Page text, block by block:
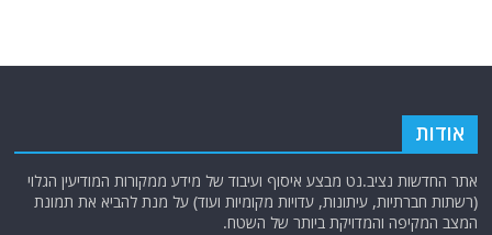
אודות
אתר החדשות נציב.נט מבצע איסוף ועיבוד של מידע ממקורות המודיעין הגלוי
(רשתות חברתיות, עיתונות, עדויות מקומיות ועוד) על מנת להביא את תמונת
המצב המקיפה והמדויקת ביותר של השטח.